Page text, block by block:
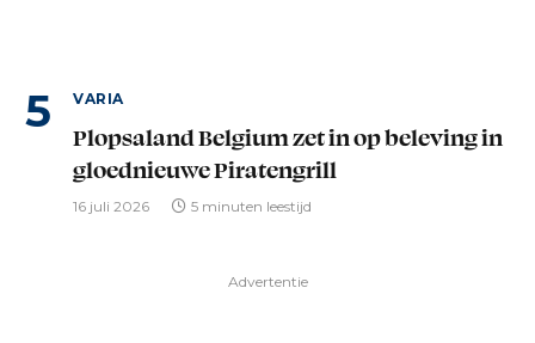
VARIA
Plopsaland Belgium zet in op beleving in
gloednieuwe Piratengrill
16 juli 2026 5 minuten leestijd
Advertentie